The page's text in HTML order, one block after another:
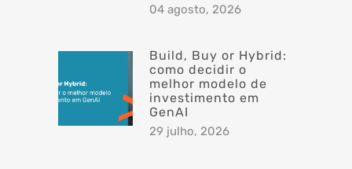
04 agosto, 2026
Build, Buy or Hybrid:
como decidir o
melhor modelo de
investimento em
GenAI
29 julho, 2026